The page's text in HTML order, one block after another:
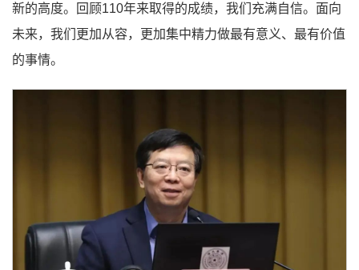
新的高度。回顾110年来取得的成绩，我们充满自信。面向
未来，我们更加从容，更加集中精力做最有意义、最有价值
的事情。